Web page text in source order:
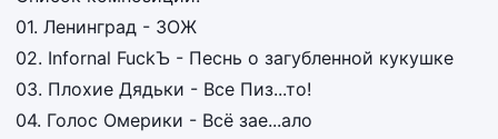
01. Ленинград - ЗОЖ
02. Infornal FuckЪ - Песнь о загубленной кукушке
03. Плохие Дядьки - Все Пиз...то!
04. Голос Омерики - Всё зае...ало